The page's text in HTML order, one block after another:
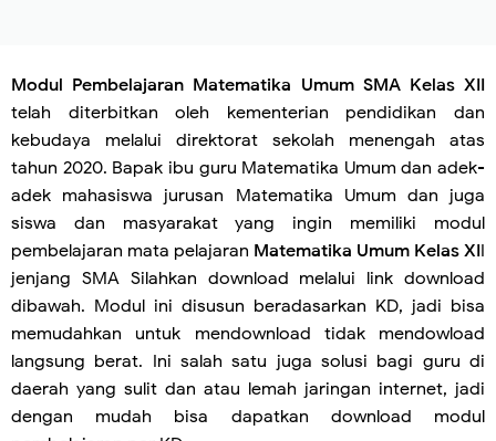
Modul Pembelajaran Matematika Umum SMA Kelas XII
telah diterbitkan oleh kementerian pendidikan dan
kebudaya melalui direktorat sekolah menengah atas
tahun 2020. Bapak ibu guru Matematika Umum dan adek-
adek mahasiswa jurusan Matematika Umum dan juga
siswa dan masyarakat yang ingin memiliki modul
pembelajaran mata pelajaran Matematika Umum Kelas XII
jenjang SMA Silahkan download melalui link download
dibawah. Modul ini disusun beradasarkan KD, jadi bisa
memudahkan untuk mendownload tidak mendowload
langsung berat. Ini salah satu juga solusi bagi guru di
daerah yang sulit dan atau lemah jaringan internet, jadi
dengan mudah bisa dapatkan download modul